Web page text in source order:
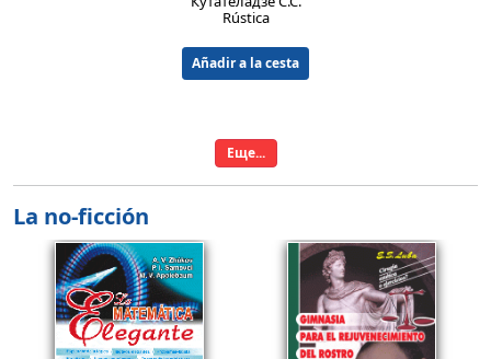
36.9EUR
Shvilkin B.N., Miskínova N.A.
Rústica
Añadir a la cesta
39.9EUR
Lecciones de teoría de grafos
Iemiélichev V.A., Miélnikov
Rústica
Añadir a la cesta
Rústica
Añadir a la cesta
Еще...
La no-ficción